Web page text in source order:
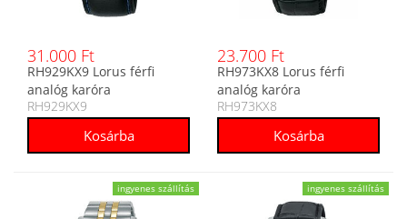
31.000 Ft
RH929KX9 Lorus férfi
analóg karóra
RH929KX9
23.700 Ft
RH973KX8 Lorus férfi
analóg karóra
RH973KX8
ingyenes szállítás ingyenes szállítás